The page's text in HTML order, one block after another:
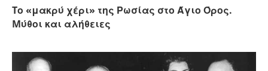
Tο «μακρύ χέρι» της Ρωσίας στο Άγιο Όρος.
Mύθοι και αλήθειες